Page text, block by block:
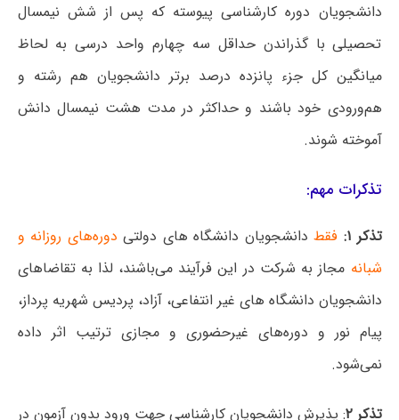
دانشجویان دوره کارشناسی پیوسته که پس از شش نیمسال
تحصیلی با گذراندن حداقل سه چهارم واحد درسی به لحاظ
میانگین کل جزء پانزده درصد برتر دانشجویان هم رشته و
هم‌ورودی خود باشند و حداکثر در مدت هشت نیمسال دانش
آموخته شوند.
تذکرات مهم:
تذکر ۱: فقطدانشجویان دانشگاه های دولتی دوره‌های روزانه و
شبانه مجاز به شرکت در این فرآیند می‌باشند، لذا به تقاضاهای
دانشجویان دانشگاه های غیر انتفاعی، آزاد، پردیس شهریه پرداز،
پیام نور و دوره‌های غیرحضوری و مجازی ترتیب اثر داده
نمی‌شود.
تذکر ۲ : پذیرش دانشجویان کارشناسی جهت ورود بدون آزمون در